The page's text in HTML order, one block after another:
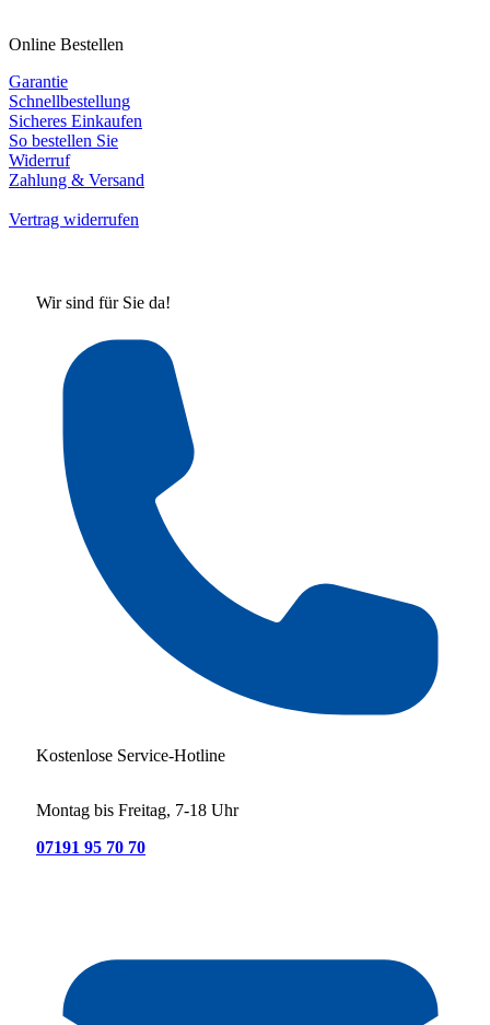
Online Bestellen
Garantie
Schnellbestellung
Sicheres Einkaufen
So bestellen Sie
Widerruf
Zahlung & Versand
Vertrag widerrufen
Wir sind für Sie da!
Kostenlose Service-Hotline
Montag bis Freitag, 7-18 Uhr
07191 95 70 70